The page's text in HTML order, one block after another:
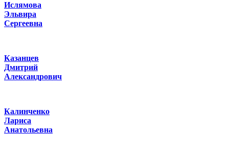
Ислямова
Эльвира
Сергеевна
Казанцев
Дмитрий
Александрович
Калинченко
Лариса
Анатольевна